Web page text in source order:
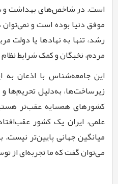
است. در شاخص‌های بهداشت و
موفق دنیا بوده است و
رشد، تنها به نهادها یا دولت
مردم، نخبگان و کمک شرایط
این جامعه‌شناس با اذعان به
زیرساخت‌ها، به‌دلیل تحریم‌ها و
کشورهای همسایه عقب‌تر
علمی، ایران یک کشور
میانگین جهانی پایین‌تر نیست.
می‌توان گفت که ما تجربه‌ای از